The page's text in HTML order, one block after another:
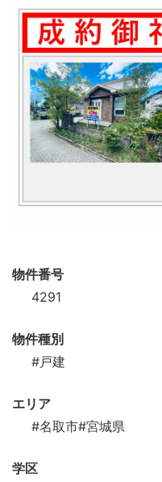
物件番号
4291
物件種別
#戸建
エリア
#名取市#宮城県
学区